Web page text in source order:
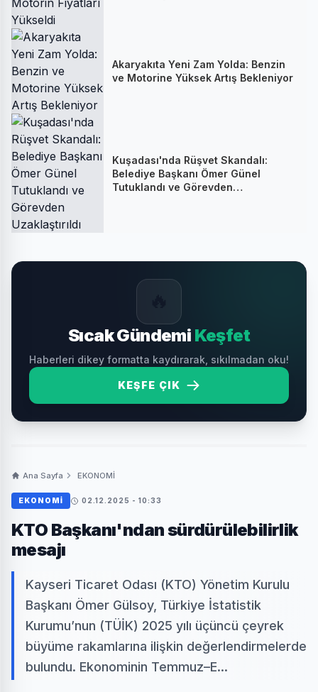
Akaryakıta Yeni Zam Yolda: Benzin
ve Motorine Yüksek Artış Bekleniyor
Kuşadası'nda Rüşvet Skandalı:
Belediye Başkanı Ömer Günel
Tutuklandı ve Görevden
Sıcak Gündemi Keşfet
Haberleri dikey formatta kaydırarak, sıkılmadan oku!
KEŞFE ÇIK
Ana Sayfa EKONOMİ
EKONOMİ 02.12.2025 - 10:33
KTO Başkanı'ndan sürdürülebilirlik
mesajı
Kayseri Ticaret Odası (KTO) Yönetim Kurulu
Başkanı Ömer Gülsoy, Türkiye İstatistik
Kurumu’nun (TÜİK) 2025 yılı üçüncü çeyrek
büyüme rakamlarına ilişkin değerlendirmelerde
bulundu. Ekonominin Temmuz–E...